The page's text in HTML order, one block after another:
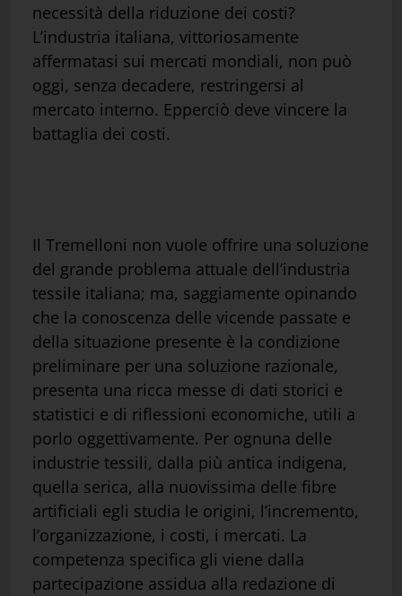
necessità della riduzione dei costi?
L’industria italiana, vittoriosamente
affermatasi sui mercati mondiali, non può
oggi, senza decadere, restringersi al
mercato interno. Epperciò deve vincere la
battaglia dei costi.
Il Tremelloni non vuole offrire una soluzione
del grande problema attuale dell’industria
tessile italiana; ma, saggiamente opinando
che la conoscenza delle vicende passate e
della situazione presente è la condizione
preliminare per una soluzione razionale,
presenta una ricca messe di dati storici e
statistici e di riflessioni economiche, utili a
porlo oggettivamente. Per ognuna delle
industrie tessili, dalla più antica indigena,
quella serica, alla nuovissima delle fibre
artificiali egli studia le origini, l’incremento,
l’organizzazione, i costi, i mercati. La
competenza specifica gli viene dalla
partecipazione assidua alla redazione di